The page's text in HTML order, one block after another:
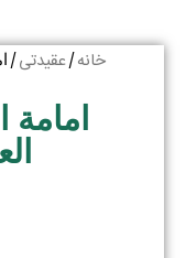
خانه/ عقیدتی/